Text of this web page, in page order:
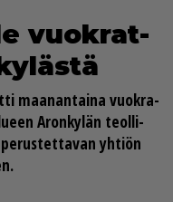
vuok­rat­
maa­nan­tai­na vuok­ra­
Aron­ky­län te­ol­li­
yh­ti­ön